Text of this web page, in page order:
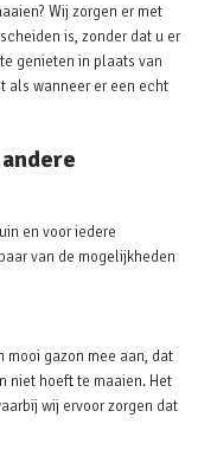
Wij zorgen er met
is, zonder dat u er
genieten in plaats van
als wanneer er een echt
en voor iedere
van de mogelijkheden
mooi gazon mee aan, dat
niet hoeft te maaien. Het
wij ervoor zorgen dat